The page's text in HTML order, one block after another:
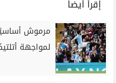
إقرأ أيضاً
مرموش
لمواجهة